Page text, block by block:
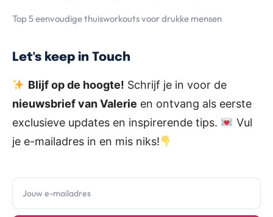
Top 5 eenvoudige thuisworkouts voor drukke mensen
Let's keep in Touch
Blijf op de hoogte! Schrijf je in voor de
nieuwsbrief van Valerie en ontvang als eerste
exclusieve updates en inspirerende tips.
Vul
je e-mailadres in en mis niks!